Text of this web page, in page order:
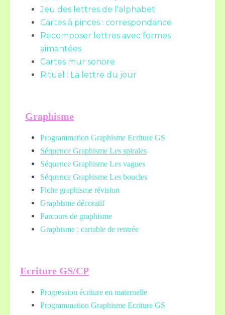
Jeu des lettres de l'alphabet
Cartes à pinces : correspondance
Recomposer lettres avec formes
aimantées
Cartes mur sonore
Rituel : La lettre du jour
Graphisme
Programmation Graphisme Ecriture GS
Séquence Graphisme Les spirales
Séquence Graphisme Les vagues
Séquence Graphisme Les boucles
Fiche graphisme révision
Graphisme décoratif
Parcours de graphisme
Graphisme ; cartable de rentrée
Ecriture GS/CP
Progression écriture en maternelle
Programmation Graphisme Ecriture GS